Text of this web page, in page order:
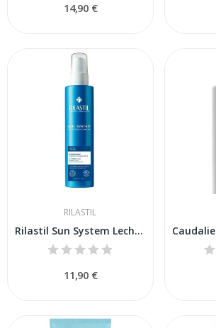
14,90 €
RILASTIL
Rilastil Sun System Leche After Sun 200ml
11,90 €